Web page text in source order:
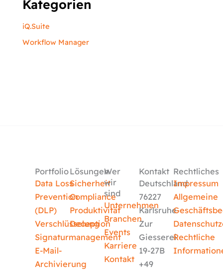
Kategorien
iQ.Suite
Workflow Manager
Portfolio
Data Loss
Prevention
(DLP)
Verschlüsselung
Signaturmanagement
E-Mail-
Archivierung
Lösungen
Sicherheit
Compliance
Produktivität
Deception
Wer
wir
sind
Unternehmen
Branchen
Events
Karriere
Kontakt
Kontakt
Deutschland
76227
Karlsruhe
Zur
Giesserei
19-27B
+49
Rechtliches
Impressum
Allgemeine
Rechtliche